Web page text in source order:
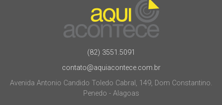
(82) 3551.5091
contato@aquiacontece.com.br
Avenida Antonio Candido Toledo Cabral, 149, Dom Constantino.
Penedo - Alagoas